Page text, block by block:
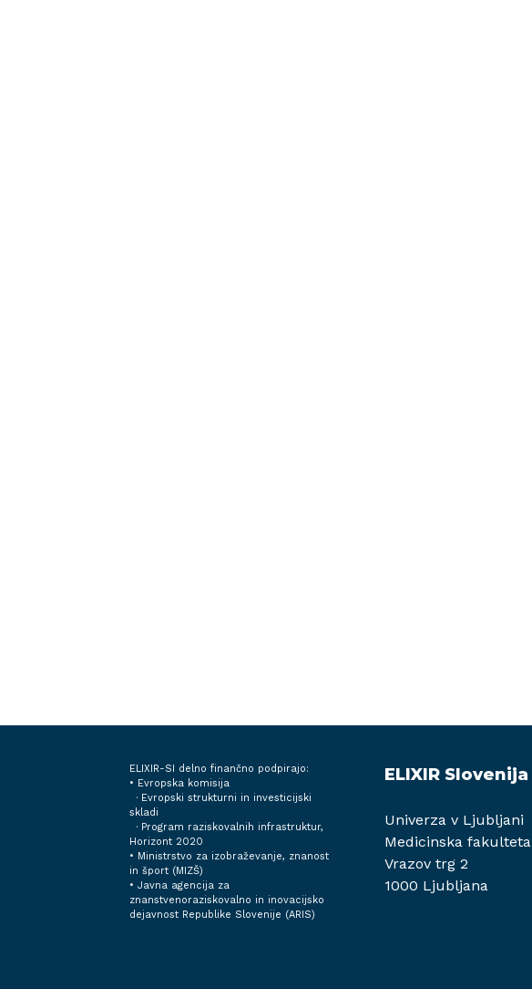
ELIXIR-SI delno finančno podpirajo:
• Evropska komisija
· Evropski strukturni in investicijski
skladi
· Program raziskovalnih infrastruktur,
Horizont 2020
• Ministrstvo za izobraževanje, znanost
in šport (MIZŠ)
• Javna agencija za
znanstvenoraziskovalno in inovacijsko
dejavnost Republike Slovenije (ARIS)
ELIXIR Slovenija
Univerza v Ljubljani
Medicinska fakulteta
Vrazov trg 2
1000 Ljubljana